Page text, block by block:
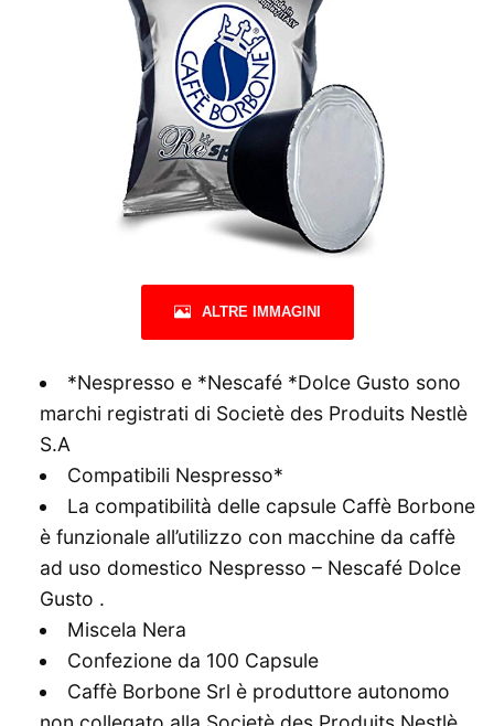
ALTRE IMMAGINI
*Nespresso e *Nescafé *Dolce Gusto sono
marchi registrati di Societè des Produits Nestlè
S.A
Compatibili Nespresso*
La compatibilità delle capsule Caffè Borbone
è funzionale all’utilizzo con macchine da caffè
ad uso domestico Nespresso – Nescafé Dolce
Gusto .
Miscela Nera
Confezione da 100 Capsule
Caffè Borbone Srl è produttore autonomo